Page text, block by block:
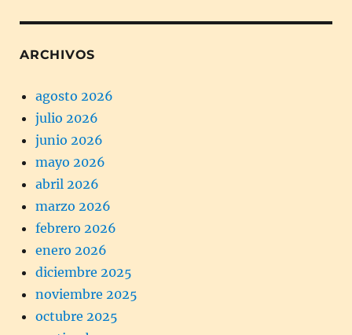
ARCHIVOS
agosto 2026
julio 2026
junio 2026
mayo 2026
abril 2026
marzo 2026
febrero 2026
enero 2026
diciembre 2025
noviembre 2025
octubre 2025